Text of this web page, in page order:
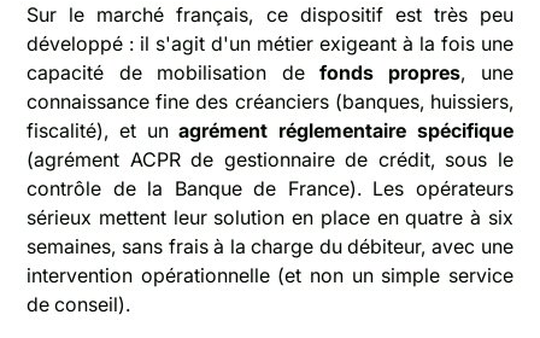
Sur le marché français, ce dispositif est très peu
développé : il s'agit d'un métier exigeant à la fois une
capacité de mobilisation de fonds propres, une
connaissance fine des créanciers (banques, huissiers,
fiscalité), et unagrément réglementaire spécifique
(agrément ACPR de gestionnaire de crédit, sous le
contrôle de la Banque de France). Les opérateurs
sérieux mettent leur solution en place en quatre à six
semaines, sans frais à la charge du débiteur, avec une
intervention opérationnelle (et non un simple service
de conseil).